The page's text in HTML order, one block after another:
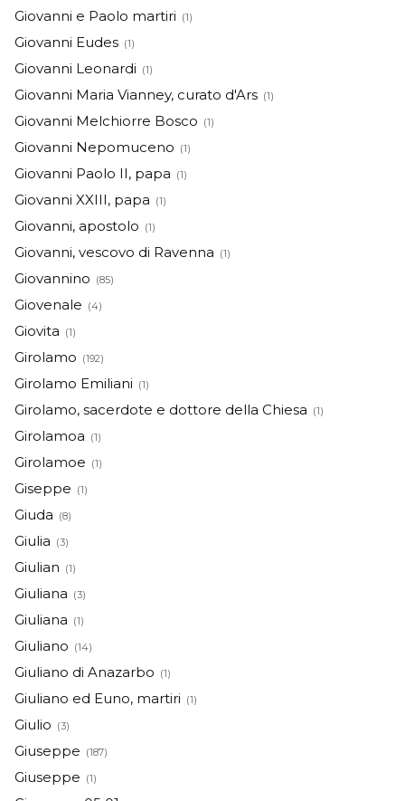
Giovanni e Paolo martiri (1)
Giovanni Eudes (1)
Giovanni Leonardi (1)
Giovanni Maria Vianney, curato d'Ars (1)
Giovanni Melchiorre Bosco (1)
Giovanni Nepomuceno (1)
Giovanni Paolo II, papa (1)
Giovanni XXIII, papa (1)
Giovanni, apostolo (1)
Giovanni, vescovo di Ravenna (1)
Giovannino (85)
Giovenale (4)
Giovita (1)
Girolamo (192)
Girolamo Emiliani (1)
Girolamo, sacerdote e dottore della Chiesa (1)
Girolamoa (1)
Girolamoe (1)
Giseppe (1)
Giuda (8)
Giulia (3)
Giulian (1)
Giuliana (3)
Giuliana (1)
Giuliano (14)
Giuliano di Anazarbo (1)
Giuliano ed Euno, martiri (1)
Giulio (3)
Giuseppe (187)
Giuseppe (1)